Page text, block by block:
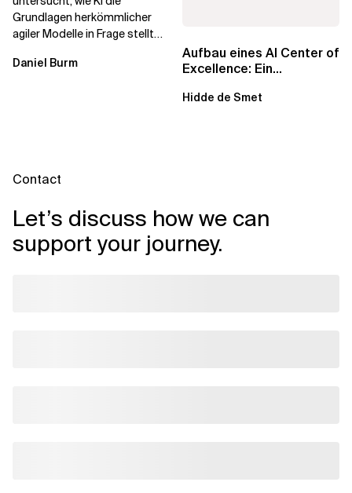
Grundlagen herkömmlicher
agiler Modelle in Frage stellt
Betriebsmodell...
Daniel Burm
Aufbau eines AI Center of
Excellence: Ein
für...
Hidde de Smet
Contact
Let’s discuss how we can
support your journey.